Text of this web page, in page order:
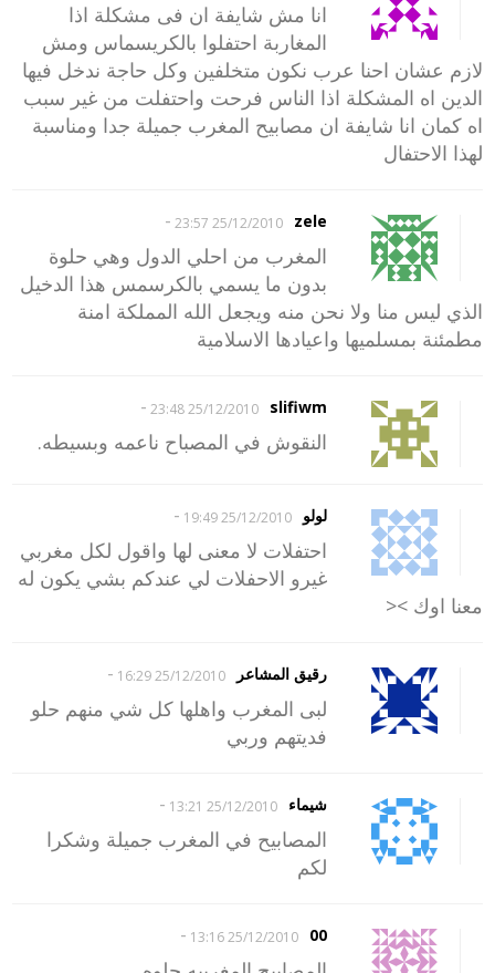
انا مش شايفة ان فى مشكلة اذا
المغاربة احتفلوا بالكريسماس ومش
لازم عشان احنا عرب نكون متخلفين وكل حاجة ندخل فيها
الدين اه المشكلة اذا الناس فرحت واحتفلت من غير سبب
اه كمان انا شايفة ان مصابيح المغرب جميلة جدا ومناسبة
لهذا الاحتفال
zele
25/12/2010 23:57
-
المغرب من احلي الدول وهي حلوة
بدون ما يسمي بالكرسمس هذا الدخيل
الذي ليس منا ولا نحن منه ويجعل الله المملكة امنة
مطمئنة بمسلميها واعيادها الاسلامية
slifiwm
25/12/2010 23:48
-
النقوش في المصباح ناعمه وبسيطه.
لولو 25/12/2010 19:49
-
احتفلات لا معنى لها واقول لكل مغربي
غيرو الاحفلات لي عندكم بشي يكون له
معنا اوك ><
رقيق المشاعر 25/12/2010 16:29
-
لبى المغرب واهلها كل شي منهم حلو
فديتهم وربي
شيماء 25/12/2010 13:21
-
المصابيح في المغرب جميلة وشكرا
لكم
00
25/12/2010 13:16
-